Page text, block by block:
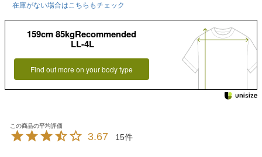
在庫がない場合はこちらもチェック
159cm 85kgRecommended
LL-4L
Find out more on your body type
3.67 15